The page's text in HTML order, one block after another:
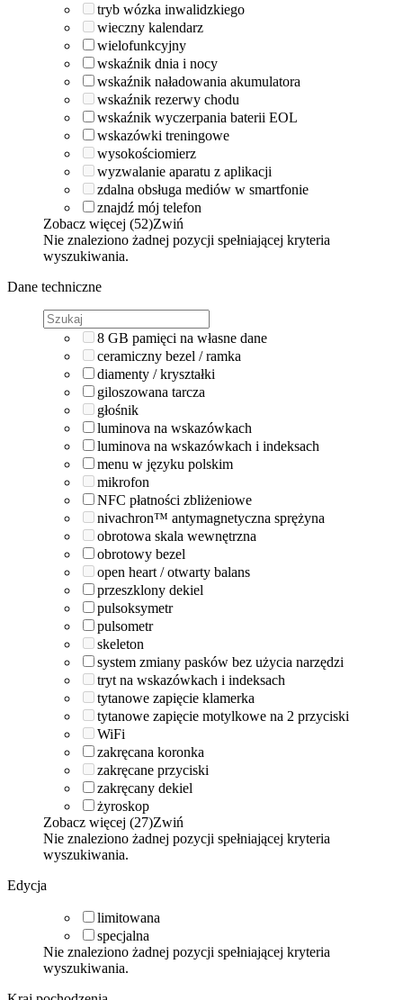
tryb wózka inwalidzkiego
wieczny kalendarz
wielofunkcyjny
wskaźnik dnia i nocy
wskaźnik naładowania akumulatora
wskaźnik rezerwy chodu
wskaźnik wyczerpania baterii EOL
wskazówki treningowe
wysokościomierz
wyzwalanie aparatu z aplikacji
zdalna obsługa mediów w smartfonie
znajdź mój telefon
Zobacz więcej (52)Zwiń
Nie znaleziono żadnej pozycji spełniającej kryteria
wyszukiwania.
Dane techniczne
8 GB pamięci na własne dane
ceramiczny bezel / ramka
diamenty / kryształki
giloszowana tarcza
głośnik
luminova na wskazówkach
luminova na wskazówkach i indeksach
menu w języku polskim
mikrofon
NFC płatności zbliżeniowe
nivachron™ antymagnetyczna sprężyna
obrotowa skala wewnętrzna
obrotowy bezel
open heart / otwarty balans
przeszklony dekiel
pulsoksymetr
pulsometr
skeleton
system zmiany pasków bez użycia narzędzi
tryt na wskazówkach i indeksach
tytanowe zapięcie klamerka
tytanowe zapięcie motylkowe na 2 przyciski
WiFi
zakręcana koronka
zakręcane przyciski
zakręcany dekiel
żyroskop
Zobacz więcej (27)Zwiń
Nie znaleziono żadnej pozycji spełniającej kryteria
wyszukiwania.
Edycja
limitowana
specjalna
Nie znaleziono żadnej pozycji spełniającej kryteria
wyszukiwania.